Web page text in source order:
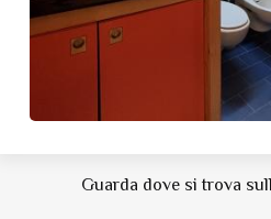
Guarda dove si trova